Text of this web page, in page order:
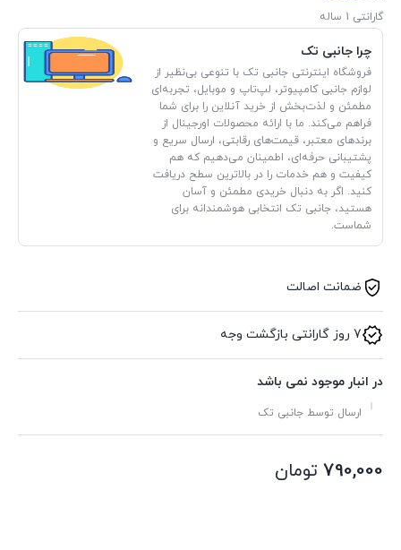
گارانتی 1 ساله
چرا جانبی تک
فروشگاه اینترنتی جانبی تک با تنوعی بی‌نظیر از
لوازم جانبی کامپیوتر، لپ‌تاپ و موبایل، تجربه‌ای
مطمئن و لذت‌بخش از خرید آنلاین را برای شما
فراهم می‌کند. ما با ارائه محصولات اورجینال از
برندهای معتبر، قیمت‌های رقابتی، ارسال سریع و
پشتیبانی حرفه‌ای، اطمینان می‌دهیم که هم
کیفیت و هم خدمات را در بالاترین سطح دریافت
کنید. اگر به دنبال خریدی مطمئن و آسان
هستید، جانبی تک انتخابی هوشمندانه برای
شماست.
ضمانت اصالت
7 روز گارانتی بازگشت وجه
در انبار موجود نمی باشد
ارسال توسط جانبی تک
790,000 تومان